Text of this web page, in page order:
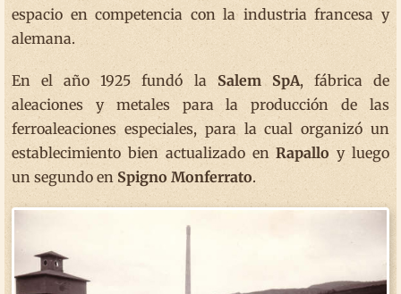
espacio en competencia con la industria francesa y
alemana.
En el año 1925 fundó laSalem SpA, fábrica de
aleaciones y metales para la producción de las
ferroaleaciones especiales, para la cual organizó un
establecimiento bien actualizado enRapallo y luego
un segundo en Spigno Monferrato.